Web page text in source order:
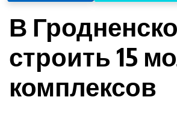
В
строить 15
комплексов